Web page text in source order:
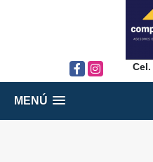
FacebookInstagram Cel.
MENÚ